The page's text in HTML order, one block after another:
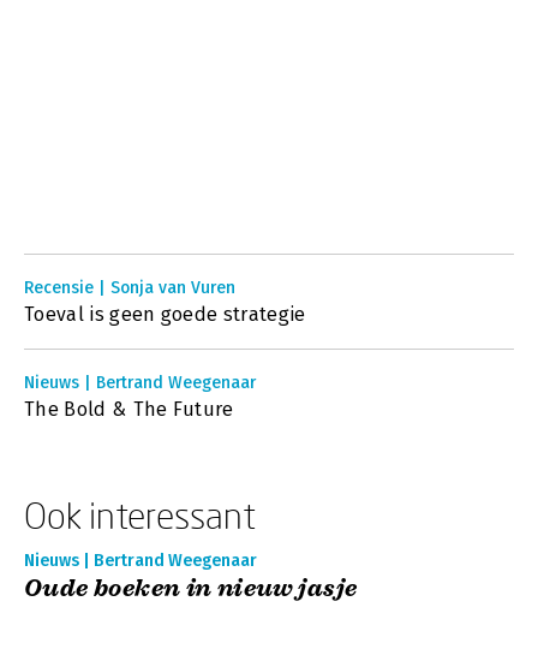
Recensie | Sonja van Vuren
Toeval is geen goede strategie
Nieuws | Bertrand Weegenaar
The Bold & The Future
Ook interessant
Nieuws | Bertrand Weegenaar
Oude boeken in nieuw jasje